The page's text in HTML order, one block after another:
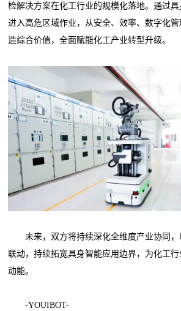
检解决方案在化工行业的规模化落地。通过
进入高危区域作业，从安全、效率、数字化管
造综合价值，全面赋能化工产业转型升级。
未来，双方将持续深化全维度产业协同，
联动，持续拓宽具身智能应用边界，为化工
动能。
-YOUIBOT-